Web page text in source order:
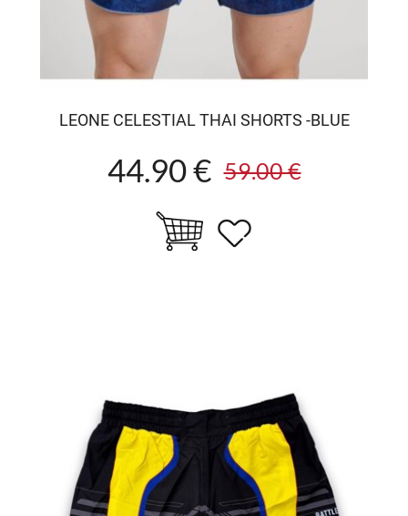
LEONE CELESTIAL THAI SHORTS -BLUE
44.90 € 59.00 €